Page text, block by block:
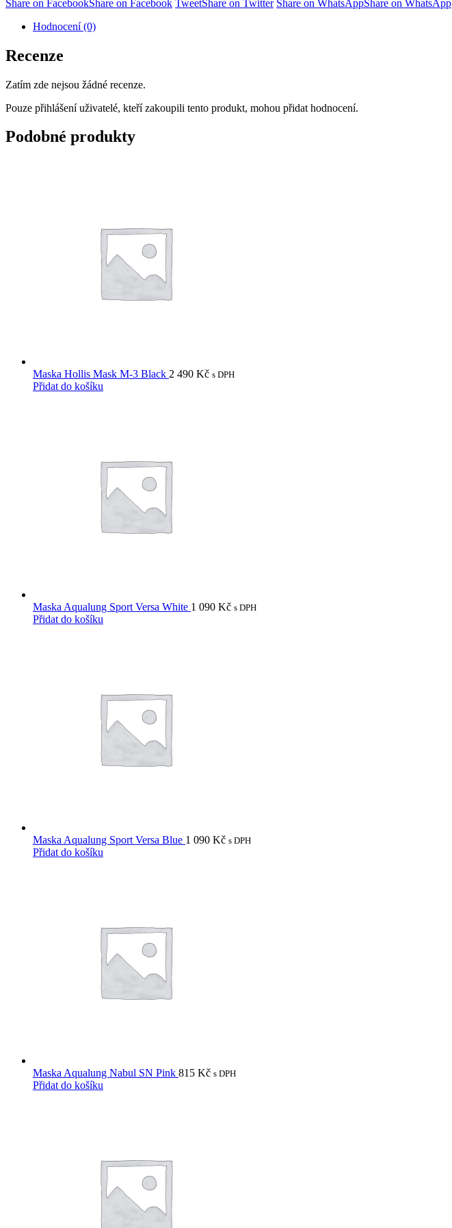
Share on FacebookShare on Facebook TweetShare on Twitter Share on WhatsAppShare on WhatsApp
Hodnocení (0)
Recenze
Zatím zde nejsou žádné recenze.
Pouze přihlášení uživatelé, kteří zakoupili tento produkt, mohou přidat hodnocení.
Podobné produkty
Maska Hollis Mask M-3 Black 2 490 Kč s DPH
Přidat do košíku
Maska Aqualung Sport Versa White 1 090 Kč s DPH
Přidat do košíku
Maska Aqualung Sport Versa Blue 1 090 Kč s DPH
Přidat do košíku
Maska Aqualung Nabul SN Pink 815 Kč s DPH
Přidat do košíku